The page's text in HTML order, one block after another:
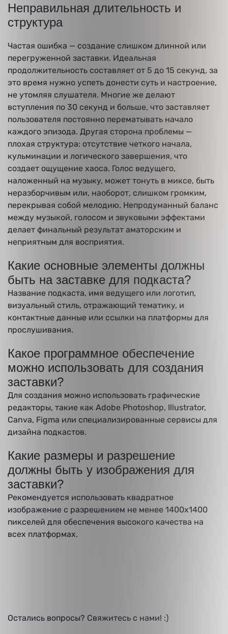
Неправильная длительность и
структура
Частая ошибка — создание слишком длинной или
перегруженной заставки. Идеальная
продолжительность составляет от 5 до 15 секунд, за
это время нужно успеть донести суть и настроение,
не утомляя слушателя. Многие же делают
вступления по 30 секунд и больше, что заставляет
пользователя постоянно перематывать начало
каждого эпизода. Другая сторона проблемы —
плохая структура: отсутствие четкого начала,
кульминации и логического завершения, что
создает ощущение хаоса. Голос ведущего,
наложенный на музыку, может тонуть в миксе, быть
неразборчивым или, наоборот, слишком громким,
перекрывая собой мелодию. Непродуманный баланс
между музыкой, голосом и звуковыми эффектами
делает финальный результат аматорским и
неприятным для восприятия.
Какие основные элементы должны
быть на заставке для подкаста?
Название подкаста, имя ведущего или логотип,
визуальный стиль, отражающий тематику, и
контактные данные или ссылки на платформы для
прослушивания.
Какое программное обеспечение
можно использовать для создания
заставки?
Для создания можно использовать графические
редакторы, такие как Adobe Photoshop, Illustrator,
Canva, Figma или специализированные сервисы для
дизайна подкастов.
Какие размеры и разрешение
должны быть у изображения для
заставки?
Рекомендуется использовать квадратное
изображение с разрешением не менее 1400x1400
пикселей для обеспечения высокого качества на
всех платформах.
Остались вопросы? Свяжитесь с нами! :)